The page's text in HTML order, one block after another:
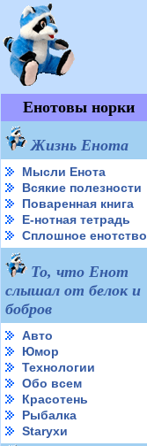
Енотовы норки
Жизнь Енота
Мысли Енота
Всякие полезности
Поваренная книга
Е-нотная тетрадь
Сплошное енотство
То, что Енот
слышал от белок и
бобров
Авто
Юмор
Технологии
Обо всем
Красотень
Рыбалка
Starухи